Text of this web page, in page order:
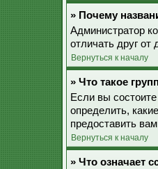
» Почему
Администратор
отличать друг от
Вернуться к началу
» Что такое
Если вы
определить,
предоставить
Вернуться к началу
» Что означает